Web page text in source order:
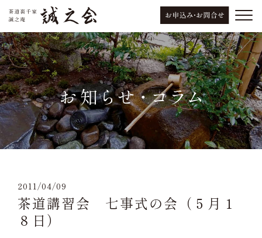
2011/04/09
茶道講習会 七事式の会（５月１
８日）